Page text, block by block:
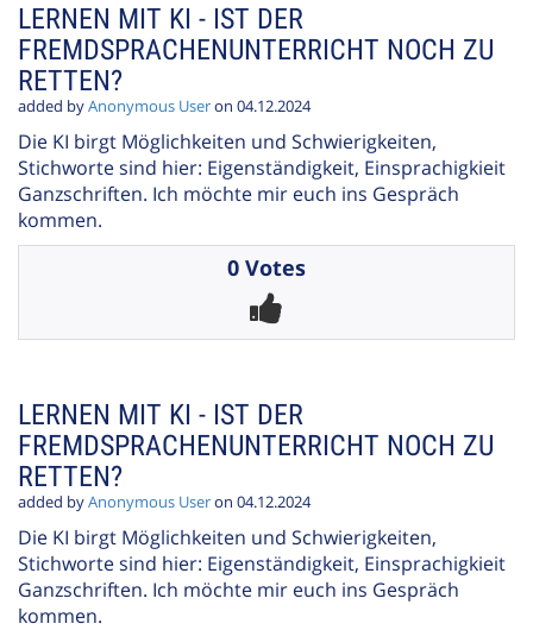
LERNEN MIT KI - IST DER
FREMDSPRACHENUNTERRICHT NOCH ZU
RETTEN?
added byAnonymous Useron 04.12.2024
Die KI birgt Möglichkeiten und Schwierigkeiten,
Stichworte sind hier: Eigenständigkeit, Einsprachigkieit
Ganzschriften. Ich möchte mir euch ins Gespräch
kommen.
0 Votes
LERNEN MIT KI - IST DER
FREMDSPRACHENUNTERRICHT NOCH ZU
RETTEN?
added byAnonymous Useron 04.12.2024
Die KI birgt Möglichkeiten und Schwierigkeiten,
Stichworte sind hier: Eigenständigkeit, Einsprachigkieit
Ganzschriften. Ich möchte mir euch ins Gespräch
kommen.